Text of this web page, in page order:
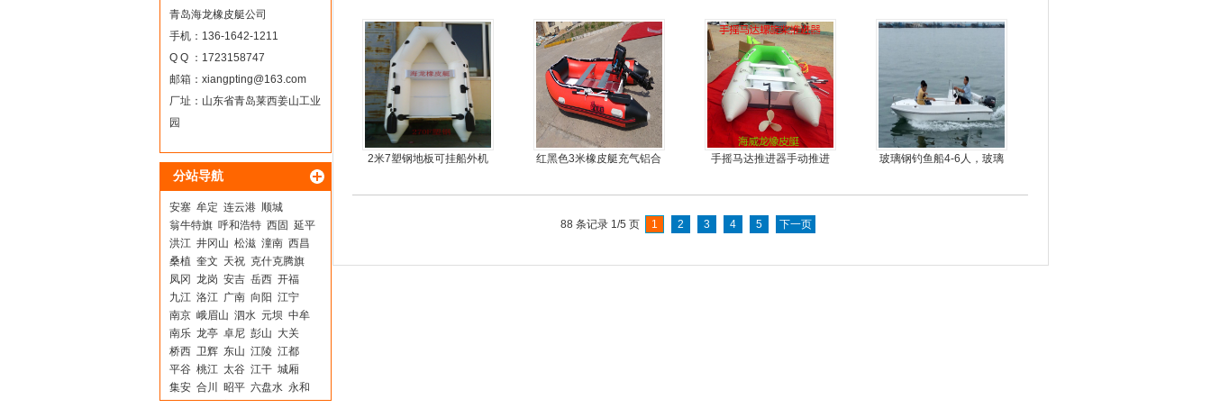
青岛海龙橡皮艇公司
手机：136-1642-1211
Q Q ：1723158747
邮箱： xiangpting@163.com
厂址：山东省青岛莱西姜山工业
园
分站导航
安塞 牟定 连云港 顺城
翁牛特旗 呼和浩特 西固 延平
洪江 井冈山 松滋 潼南 西昌
桑植 奎文 天祝 克什克腾旗
凤冈 龙岗 安吉 岳西 开福
九江 洛江 广南 向阳 江宁
南京 峨眉山 泗水 元坝 中牟
南乐 龙亭 卓尼 彭山 大关
桥西 卫辉 东山 江陵 江都
平谷 桃江 太谷 江干 城厢
集安 合川 昭平 六盘水 永和
专用
2米7塑钢地板可挂船外机
红黑色3米橡皮艇充气铝合
手摇马达推进器手动推进
玻璃钢钓鱼船4-6人，玻璃
88 条记录 1/5 页
1 2 3 4 5 下一页